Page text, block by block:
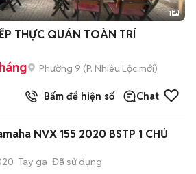
1
THỰC QUÁN TOÀN TRÍ
Phường 9 (P. Nhiêu Lộc mới)
Bấm để hiện số Chat
NVX 155 2020 BSTP 1 CHỦ
Tay ga Đã sử dụng